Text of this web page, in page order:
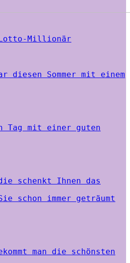
Millionär
diesen Sommer mit einem
Tag mit einer guten
schenkt Ihnen das
schon immer geträumt
man die schönsten